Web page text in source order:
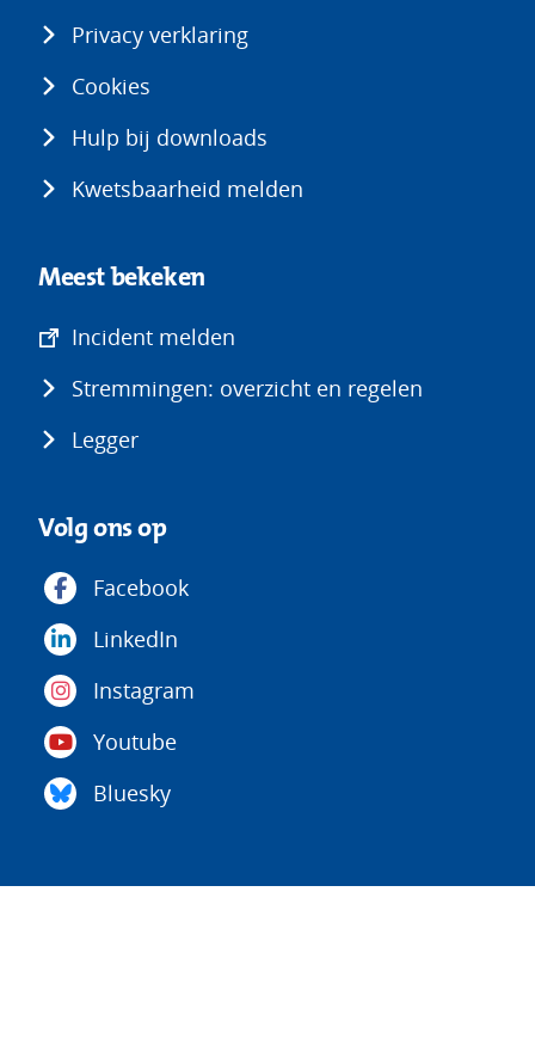
Privacy verklaring
Cookies
Hulp bij downloads
Kwetsbaarheid melden
Meest bekeken
Incident melden
nieuw
Stremmingen: overzicht en regelen
Legger
Volg ons op
Facebook
LinkedIn
Instagram
Youtube
Bluesky